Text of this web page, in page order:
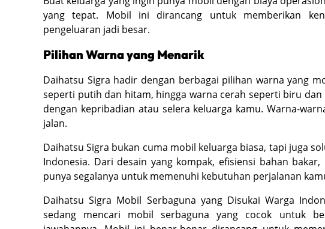
yang tepat. Mobil ini dirancang untuk memberikan
pengeluaran jadi besar.
Pilihan Warna yang Menarik
Daihatsu Sigra hadir dengan berbagai pilihan warna yang
seperti putih dan hitam, hingga warna cerah seperti biru
dengan kepribadian atau selera keluarga kamu. Warna-
jalan.
Daihatsu Sigra bukan cuma mobil keluarga biasa, tapi juga
Indonesia. Dari desain yang kompak, efisiensi bahan
punya segalanya untuk memenuhi kebutuhan perjalanan
Daihatsu Sigra Mobil Serbaguna yang Disukai Warga
sedang mencari mobil serbaguna yang cocok untuk